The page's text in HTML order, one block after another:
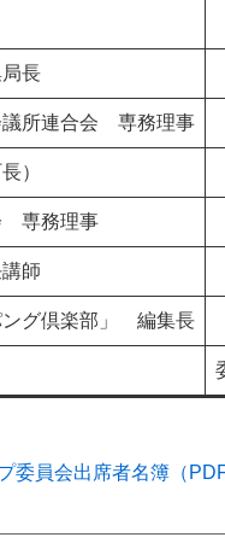
長
議所連合会 専務理事
）
専務理事
師
ング倶楽部」 編集長
員会出席者名簿（